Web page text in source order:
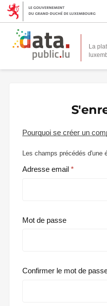
La
Pourquoi se créer un
Les champs précédés d'une
Adresse email
Mot de passe
Confirmer le mot de